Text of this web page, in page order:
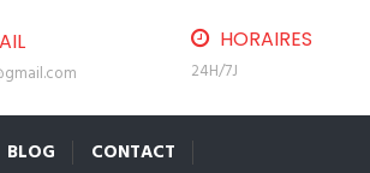
HORAIRES
24H/7J
BLOG CONTACT